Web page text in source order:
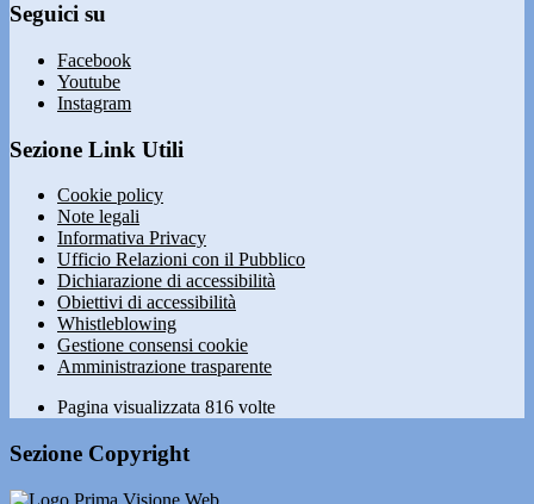
Seguici su
Facebook
Youtube
Instagram
Sezione Link Utili
Cookie policy
Note legali
Informativa Privacy
Ufficio Relazioni con il Pubblico
Dichiarazione di accessibilità
Obiettivi di accessibilità
Whistleblowing
Gestione consensi cookie
Amministrazione trasparente
Pagina visualizzata 816 volte
Sezione Copyright